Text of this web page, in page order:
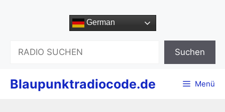
German
Suchen
Blaupunktradiocode.de Menü